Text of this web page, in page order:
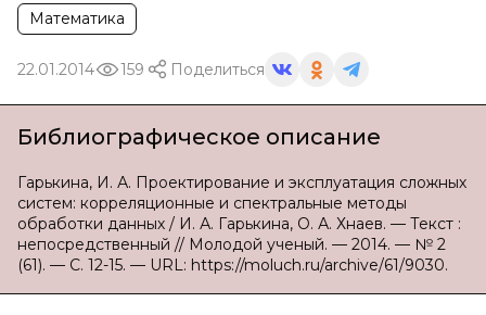
Математика
22.01.2014 159 Поделиться
Библиографическое описание
Гарькина, И. А. Проектирование и эксплуатация сложных
систем: корреляционные и спектральные методы
обработки данных / И. А. Гарькина, О. А. Хнаев. — Текст :
непосредственный // Молодой ученый. — 2014. — № 2
(61). — С. 12-15. — URL: https://moluch.ru/archive/61/9030.